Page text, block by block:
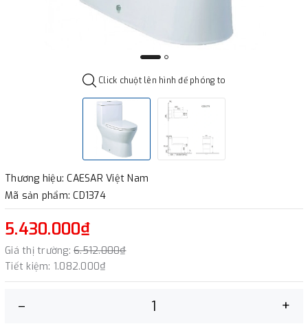
Click chuột lên hình để phóng to
Thương hiệu: CAESAR Việt Nam
Mã sản phẩm: CD1374
5.430.000₫
Giá thị trường: 6.512.000₫
Tiết kiệm: 1.082.000₫
– +